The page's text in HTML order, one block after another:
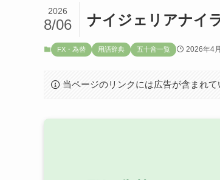
ナイジェリアナイ
2026
8/06
FX・為替 用語辞典 五十音一覧 2026年4
当ページのリンクには広告が含まれて